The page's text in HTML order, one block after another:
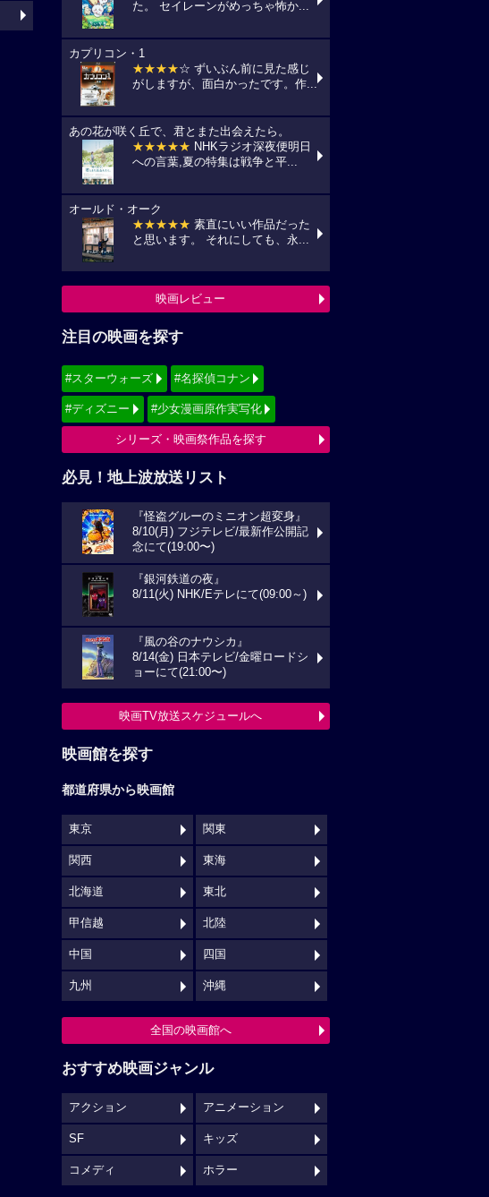
た。 セイレーンがめっちゃ怖か...
カプリコン・1
★★★★☆ ずいぶん前に見た感じ
がしますが、面白かったです。作...
あの花が咲く丘で、君とまた出会えたら。
★★★★★ NHKラジオ深夜便明日
への言葉,夏の特集は戦争と平...
オールド・オーク
★★★★★ 素直にいい作品だった
と思います。 それにしても、永...
映画レビュー
注目の映画を探す
#スターウォーズ #名探偵コナン
#ディズニー #少女漫画原作実写化
シリーズ・映画祭作品を探す
必見！地上波放送リスト
『怪盗グルーのミニオン超変身』
8/10(月) フジテレビ/最新作公開記
念にて(19:00〜)
『銀河鉄道の夜』
8/11(火) NHK/Eテレにて(09:00～)
『風の谷のナウシカ』
8/14(金) 日本テレビ/金曜ロードシ
ョーにて(21:00〜)
映画TV放送スケジュールへ
映画館を探す
都道府県から映画館
東京 関東
関西 東海
北海道 東北
甲信越 北陸
中国 四国
九州 沖縄
全国の映画館へ
おすすめ映画ジャンル
アクション アニメーション
SF キッズ
コメディ ホラー